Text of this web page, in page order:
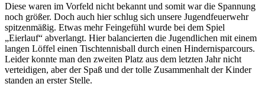
Diese waren im Vorfeld nicht bekannt und somit war die Spannung
noch größer. Doch auch hier schlug sich unsere Jugendfeuerwehr
spitzenmäßig. Etwas mehr Feingefühl wurde bei dem Spiel
„Eierlauf“ abverlangt. Hier balancierten die Jugendlichen mit einem
langen Löffel einen Tischtennisball durch einen Hindernisparcours.
Leider konnte man den zweiten Platz aus dem letzten Jahr nicht
verteidigen, aber der Spaß und der tolle Zusammenhalt der Kinder
standen an erster Stelle.